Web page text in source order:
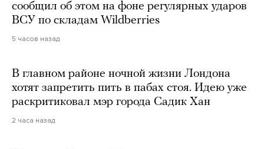
сообщил об этом на фоне регулярных ударов
ВСУ по складам Wildberries
5 часов назад
В главном районе ночной жизни Лондона
хотят запретить пить в пабах стоя. Идею уже
раскритиковал мэр города Садик Хан
2 часа назад